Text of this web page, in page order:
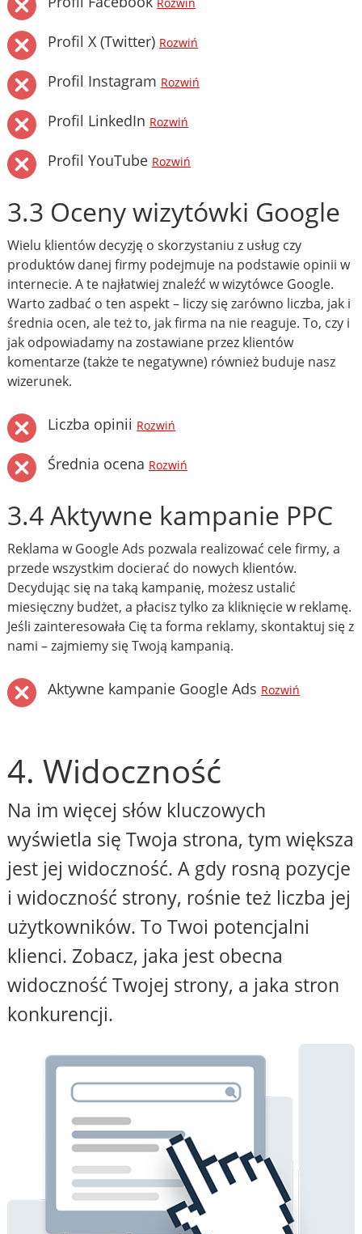
Rozwiń
Profil X (Twitter) Rozwiń
Profil Instagram Rozwiń
Profil LinkedIn Rozwiń
Profil YouTube Rozwiń
3.3 Oceny wizytówki Google
Wielu klientów decyzję o skorzystaniu z usług czy
produktów danej firmy podejmuje na podstawie opinii w
internecie. A te najłatwiej znaleźć w wizytówce Google.
Warto zadbać o ten aspekt – liczy się zarówno liczba, jak i
średnia ocen, ale też to, jak firma na nie reaguje. To, czy i
jak odpowiadamy na zostawiane przez klientów
komentarze (także te negatywne) również buduje nasz
wizerunek.
Liczba opinii Rozwiń
Średnia ocena Rozwiń
3.4 Aktywne kampanie PPC
Reklama w Google Ads pozwala realizować cele firmy, a
przede wszystkim docierać do nowych klientów.
Decydując się na taką kampanię, możesz ustalić
miesięczny budżet, a płacisz tylko za kliknięcie w reklamę.
Jeśli zainteresowała Cię ta forma reklamy, skontaktuj się z
nami – zajmiemy się Twoją kampanią.
Aktywne kampanie Google Ads Rozwiń
4. Widoczność
Na im więcej słów kluczowych
wyświetla się Twoja strona, tym większa
jest jej widoczność. A gdy rosną pozycje
i widoczność strony, rośnie też liczba jej
użytkowników. To Twoi potencjalni
klienci. Zobacz, jaka jest obecna
widoczność Twojej strony, a jaka stron
konkurencji.